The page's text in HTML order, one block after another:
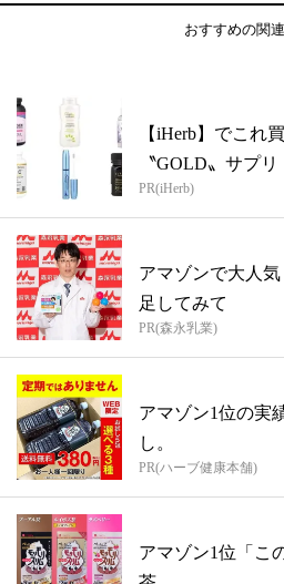
おすすめの関
【iHerb】でこれ
〝GOLD〟サプリ
PR(iHerb)
アマゾンで大人
足してみて
PR(森永乳業)
アマゾン1位の実
し。
PR(ハーブ健康本舗)
アマゾン1位「こ